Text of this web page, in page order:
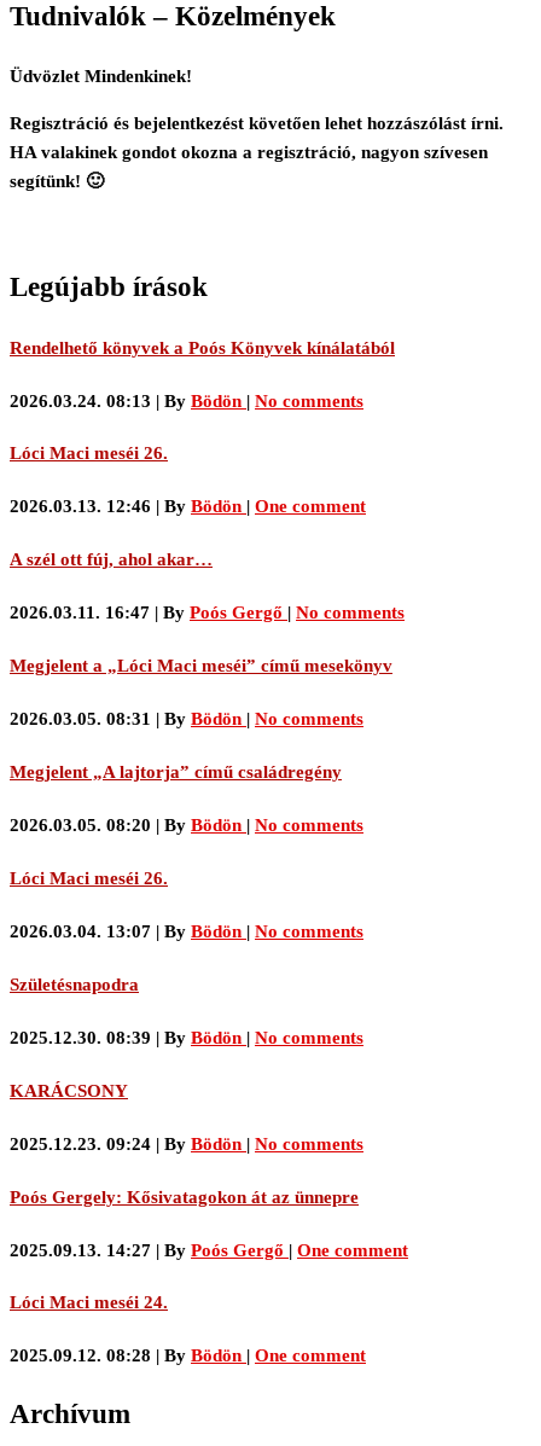
Tudnivalók – Közelmények
Üdvözlet Mindenkinek!
Regisztráció és bejelentkezést követően lehet hozzászólást írni.
HA valakinek gondot okozna a regisztráció, nagyon szívesen
segítünk! 🙂
Legújabb írások
Rendelhető könyvek a Poós Könyvek kínálatából
2026.03.24. 08:13 | By Bödön | No comments
Lóci Maci meséi 26.
2026.03.13. 12:46 | By Bödön | One comment
A szél ott fúj, ahol akar…
2026.03.11. 16:47 | By Poós Gergő | No comments
Megjelent a „Lóci Maci meséi” című mesekönyv
2026.03.05. 08:31 | By Bödön | No comments
Megjelent „A lajtorja” című családregény
2026.03.05. 08:20 | By Bödön | No comments
Lóci Maci meséi 26.
2026.03.04. 13:07 | By Bödön | No comments
Születésnapodra
2025.12.30. 08:39 | By Bödön | No comments
KARÁCSONY
2025.12.23. 09:24 | By Bödön | No comments
Poós Gergely: Kősivatagokon át az ünnepre
2025.09.13. 14:27 | By Poós Gergő | One comment
Lóci Maci meséi 24.
2025.09.12. 08:28 | By Bödön | One comment
Archívum